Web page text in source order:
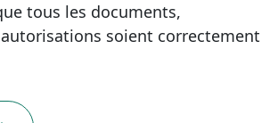
tous les documents,
soient correctement